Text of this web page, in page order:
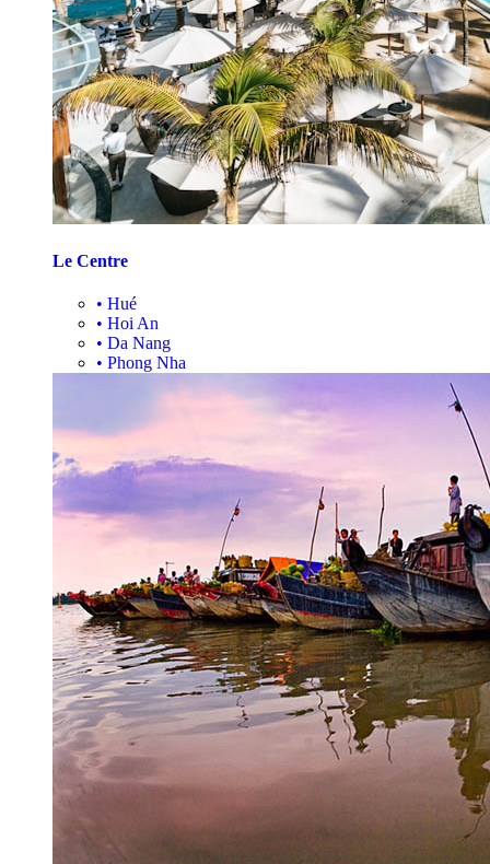
Le Centre
• Hué
• Hoi An
• Da Nang
• Phong Nha